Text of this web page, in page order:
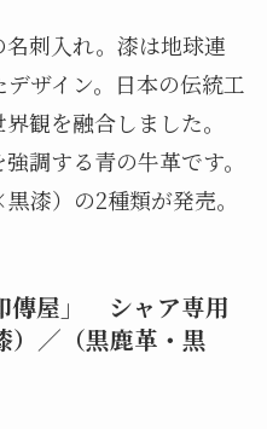
名刺入れ。漆は地球連
ザイン。日本の伝統工
観を融合しました。
調する青の牛革です。
漆）の2種類が発売。
傳屋」 シャア専用
）／（黒鹿革・黒